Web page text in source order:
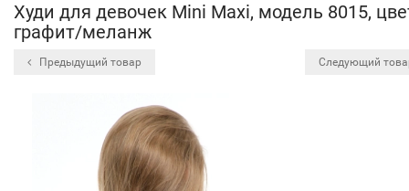
Худи для девочек Mini Maxi, модель 8015,
графит/меланж
Предыдущий товар Следующий